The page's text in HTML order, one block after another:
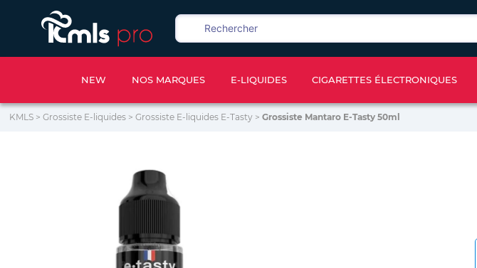
NEW NOS MARQUES E-LIQUIDES CIGARETTES ÉLECTRONIQUES
KMLS > Grossiste E-liquides > Grossiste E-liquides E-Tasty > Grossiste Mantaro E-Tasty 50ml